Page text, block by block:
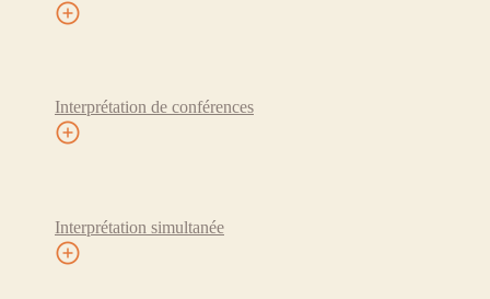
Interprétation de conférences
Interprétation simultanée